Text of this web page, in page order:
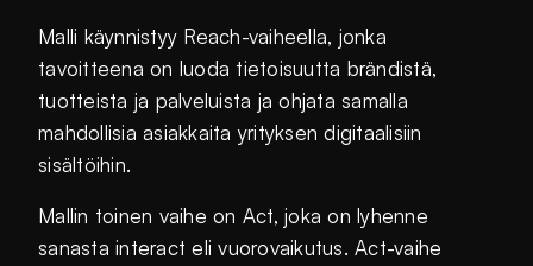
Malli käynnistyy Reach-vaiheella, jonka
tavoitteena on luoda tietoisuutta brändistä,
tuotteista ja palveluista ja ohjata samalla
mahdollisia asiakkaita yrityksen digitaalisiin
sisältöihin.
Mallin toinen vaihe on Act, joka on lyhenne
sanasta interact eli vuorovaikutus. Act-vaihe